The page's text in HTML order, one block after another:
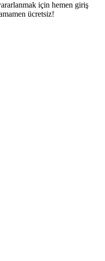
için hemen giriş
ücretsiz!